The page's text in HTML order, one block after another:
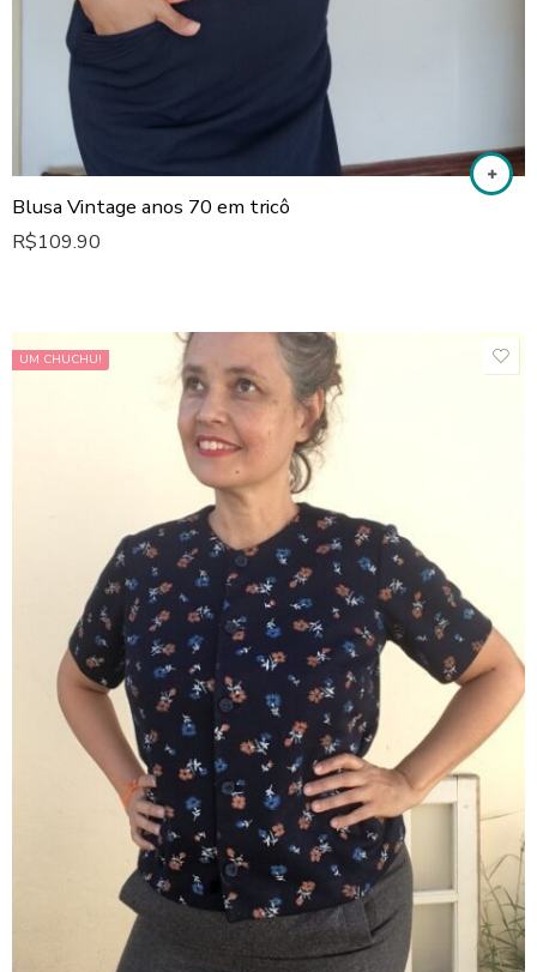
Blusa Vintage anos 70 em tricô
R$109.90
UM CHUCHU!